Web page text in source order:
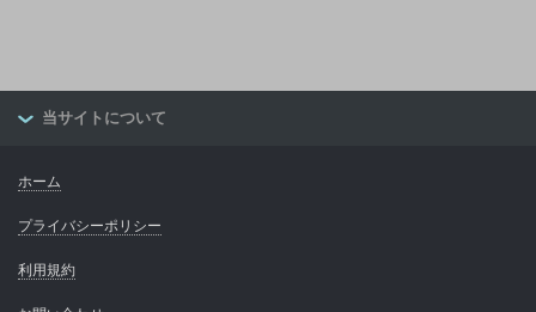
当サイトについて
ホーム
プライバシーポリシー
利用規約